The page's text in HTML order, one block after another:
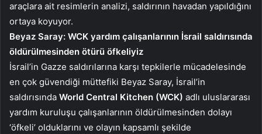
araçlara ait resimlerin analizi, saldırının havadan yapıldığını
ortaya koyuyor.
Beyaz Saray: WCK yardım çalışanlarının İsrail saldırısında
öldürülmesinden ötürü öfkeliyiz
İsrail’in Gazze saldırılarına karşı tepkilerle mücadelesinde
en çok güvendiği müttefiki Beyaz Saray, İsrail’in
saldırısında World Central Kitchen (WCK) adlı uluslararası
yardım kuruluşu çalışanlarının öldürülmesinden dolayı
‘öfkeli’ olduklarını ve olayın kapsamlı şekilde